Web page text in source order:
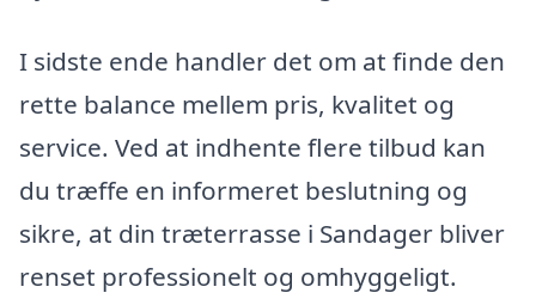
I sidste ende handler det om at finde den
rette balance mellem pris, kvalitet og
service. Ved at indhente flere tilbud kan
du træffe en informeret beslutning og
sikre, at din træterrasse i Sandager bliver
renset professionelt og omhyggeligt.